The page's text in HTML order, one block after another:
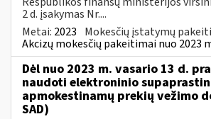
2 d. įsakymas Nr....
Metai: 2023 Mokesčių įstatymų
Akcizų mokesčių pakeitimai nuo 2023
Dėl nuo 2023 m. vasario 13 d.
naudoti elektroninio
apmokestinamų prekių vežimo
SAD)